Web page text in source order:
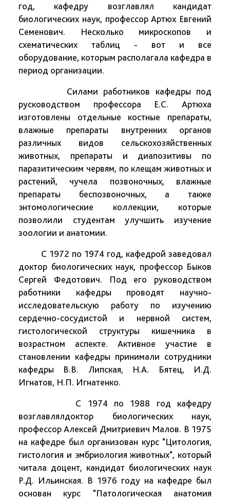
год, кафедру возглавлял кандидат
биологических наук, профессор Артюх Евгений
Семенович. Несколько микроскопов и
схематических таблиц - вот и все
оборудование, которым располагала кафедра в
период организации.
Силами работников кафедры под
русководством профессора Е.С. Артюха
изготовлены отдельные костные препараты,
влажные препараты внутренних органов
различных видов сельскохозяйственных
животных, препараты и диапозитивы по
паразитическим червям, по клещам животных и
растений, чучела позвоночных, влажные
препараты беспозвоночных, а также
энтомологические коллекции, которые
позволили студентам улучшить изучение
зоологии и анатомии.
С 1972 по 1974 год, кафедрой заведовал
доктор биологических наук, профессор Быков
Сергей Федотович. Под его руководством
работники кафедры проводят научно-
исследовательскую работу по изучению
сердечно-сосудистой и нервной систем,
гистологической структуры кишечника в
возрастном аспекте. Активное участие в
становлении кафедры принимали сотрудники
кафедры В.В. Липская, Н.А. Бятец, И.Д.
Игнатов, Н.П. Игнатенко.
С 1974 по 1988 год кафедру
возглавлялдоктор биологических наук,
профессор Алексей Дмитриевич Малов. В 1975
на кафедре был организован курс "Цитология,
гистология и эмбриология животных", который
читала доцент, кандидат биологических наук
Р.Д. Ильинская. В 1976 году на кафедре был
основан курс "Патологическая анатомия